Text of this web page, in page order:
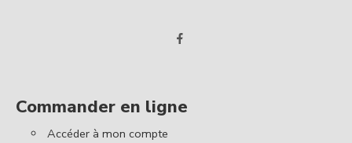
Commander en ligne
Accéder à mon compte